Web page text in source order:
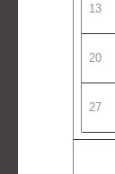
13
20
27